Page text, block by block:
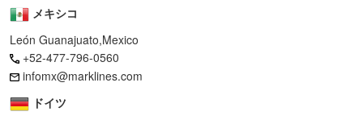
メキシコ
León Guanajuato,Mexico
+52-477-796-0560
infomx@marklines.com
ドイツ